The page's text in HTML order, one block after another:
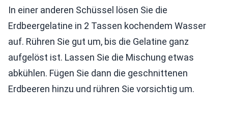
In einer anderen Schüssel lösen Sie die
Erdbeergelatine in 2 Tassen kochendem Wasser
auf. Rühren Sie gut um, bis die Gelatine ganz
aufgelöst ist. Lassen Sie die Mischung etwas
abkühlen. Fügen Sie dann die geschnittenen
Erdbeeren hinzu und rühren Sie vorsichtig um.